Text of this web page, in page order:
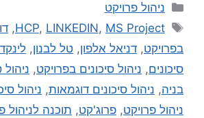
ניהול פרויקט
HCP, LINKEDIN, MS Project
,
בפרויקט, דניאל אלפון, טל לבנון,
סיכונים, ניהול סיכונים בפרויקט, ניהול
בניה, ניהול סיכונים דוגמאות, ניהול
ניהול פרויקט, פרוג'קט, תוכנה לניהול